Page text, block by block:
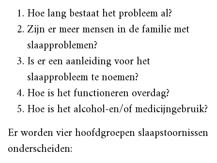
Hoe lang bestaat het probleem al?
Zijn er meer mensen in de familie met
slaapproblemen?
Is er een aanleiding voor het
slaapprobleem te noemen?
Hoe is het functioneren overdag?
Hoe is het alcohol-en/of medicijngebruik?
Er worden vier hoofdgroepen slaapstoornissen
onderscheiden: